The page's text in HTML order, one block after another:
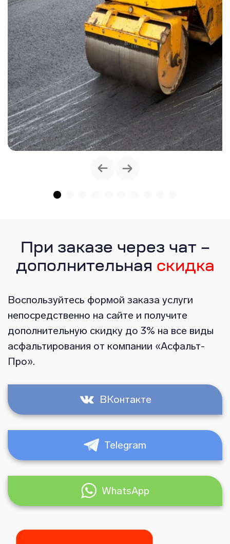
При заказе через чат –
дополнительная скидка
Воспользуйтесь формой заказа услуги
непосредственно на сайте и получите
дополнительную скидку до 3% на все виды
асфальтирования от компании «Асфальт-
Про».
ВКонтакте
Telegram
WhatsApp